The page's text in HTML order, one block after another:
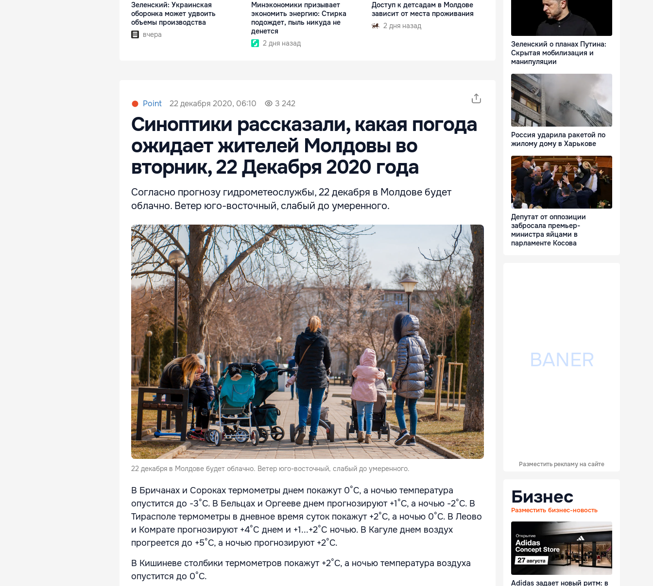
Зеленский: Украинская
оборонка может удвоить
объемы производства
вчера
Минэкономики призывает
экономить энергию: Стирка
подождет, пыль никуда не
денется
2 дня назад
Доступ к детсадам в Молдове
зависит от места проживания
2 дня назад
Point 22 декабря 2020, 06:10 3 242
Синоптики рассказали, какая погода
ожидает жителей Молдовы во
вторник, 22 Декабря 2020 года
Согласно прогнозу гидрометеослужбы, 22 декабря в Молдове будет
облачно. Ветер юго-восточный, слабый до умеренного.
22 декабря в Молдове будет облачно. Ветер юго-восточный, слабый до умеренного.
В Бричанах и Сороках термометры днем покажут 0°С, а ночью температура
опустится до -3°С. В Бельцах и Оргееве днем прогнозируют +1°С, а ночью -2°С. В
Тирасполе термометры в дневное время суток покажут +2°С, а ночью 0°С. В Леово
и Комрате прогнозируют +4°С днем и +1...+2°С ночью. В Кагуле днем воздух
прогреется до +5°С, а ночью прогнозируют +2°С.
В Кишиневе столбики термометров покажут +2°С, а ночью температура воздуха
опустится до 0°С.
Зеленский о планах Путина:
Скрытая мобилизация и
манипуляции
Россия ударила ракетой по
жилому дому в Харькове
Депутат от оппозиции
забросала премьер-
министра яйцами в
парламенте Косова
Разместить рекламу на сайте
Бизнес
Разместить бизнес-новость
Adidas задает новый ритм: в